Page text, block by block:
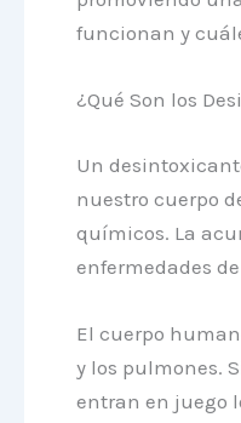
funcionan y
¿Qué Son los
Un
nuestro cuerpo
químicos. La
enfermedades
El cuerpo
y los pulmones.
entran en juego